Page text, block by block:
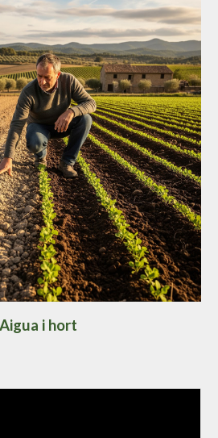
Aigua i hort